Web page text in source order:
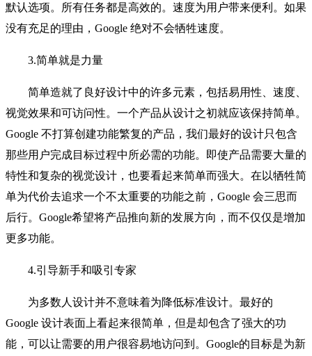
默认选项。所有任务都是高效的。速度为用户带来便利。如果
没有充足的理由，Google 绝对不会牺牲速度。
3.简单就是力量
简单造就了良好设计中的许多元素，包括易用性、速度、
视觉效果和可访问性。一个产品从设计之初就应该保持简单。
Google 不打算创建功能繁复的产品，我们最好的设计只包含
那些用户完成目标过程中所必需的功能。即使产品需要大量的
特性和复杂的视觉设计，也要看起来简单而强大。在以牺牲简
单为代价去追求一个不太重要的功能之前，Google 会三思而
后行。Google希望将产品推向新的发展方向，而不仅仅是增加
更多功能。
4.引导新手和吸引专家
为多数人设计并不意味着为降低标准设计。最好的
Google 设计表面上看起来很简单，但是却包含了强大的功
能，可以让需要的用户很容易地访问到。Google的目标是为新